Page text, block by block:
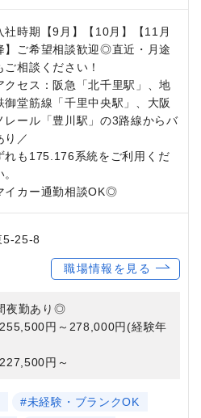
時期【9月】【10月】【11月
】ご希望相談歓迎◎直近・月途
ご相談ください！
クセス：阪急「北千里駅」、地
御堂筋線「千里中央駅」、大阪
レール「豊川駅」の3路線からバ
り／
れも175.176系統をご利用くだ
カー通勤相談OK◎
5-25-8
職場情報を見る
夜勤あり◎
円～278,000円(経験年
円～
#未経験・ブランクOK